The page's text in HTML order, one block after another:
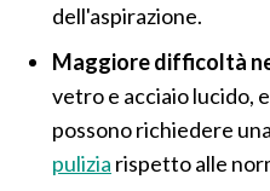
dell'aspirazione.
Maggiore difficoltà
vetro e acciaio lucido,
possono richiedere
pulizia rispetto alle